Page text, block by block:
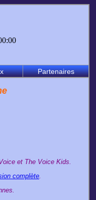
Partenaires
et The Voice Kids.
complète.